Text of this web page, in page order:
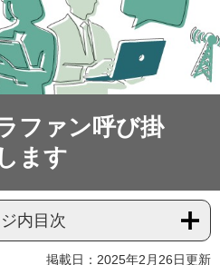
ファン呼び掛
ます
内目次
掲載日：2025年2月26日更新